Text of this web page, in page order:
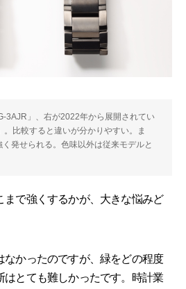
3AJR」、右が2022年から展開されてい
比較すると違いが分かりやすい。ま
発せられる。色味以外は従来モデルと
で強くするかが、大きな悩みど
なかったのですが、緑をどの程度
はとても難しかったです。時計業